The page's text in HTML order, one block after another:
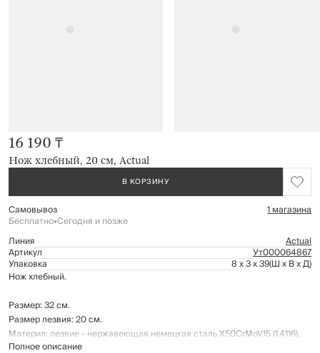
Нож хлебный, 20 см, Actual
16 190 ₸
В КОРЗИНУ
Самовывоз 1 магазина
Бесплатно•Сегодня и позже
Линия
Actual
Артикул Ут000064867
Упаковка 8 x 3 x 39(Ш x В x Д)
Нож хлебный.
Размер: 32 см.
Размер лезвия: 20 см.
Материл: лезвие - нержавеющая немецкая сталь X50CrMoV15 (1.4116),
ручка – пластик.
Полное описание